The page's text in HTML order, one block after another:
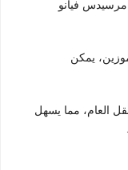
فيانو
يمكن
العام، مما يسهل